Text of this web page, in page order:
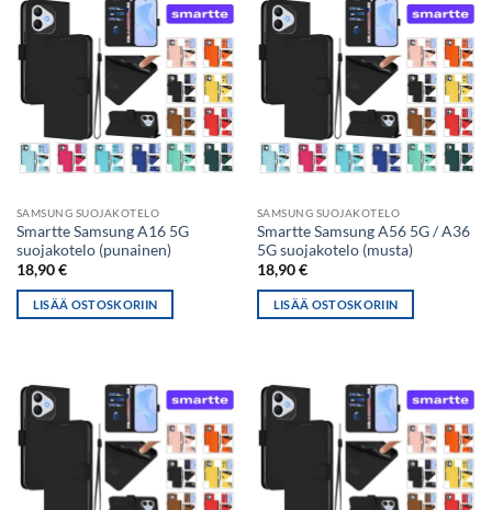
SAMSUNG SUOJAKOTELO
Smartte Samsung A16 5G
suojakotelo (punainen)
18,90€
LISÄÄ OSTOSKORIIN
SAMSUNG SUOJAKOTELO
Smartte Samsung A56 5G / A36
5G suojakotelo (musta)
18,90€
LISÄÄ OSTOSKORIIN